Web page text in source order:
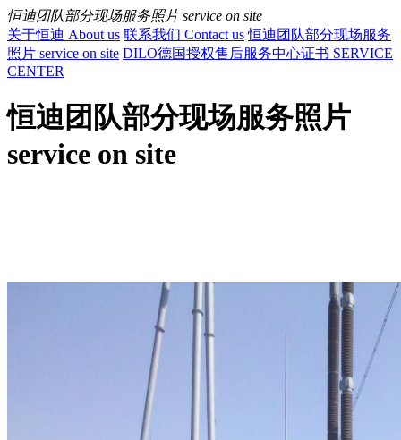
恒迪团队部分现场服务照片 service on site
关于恒迪 About us 联系我们 Contact us 恒迪团队部分现场服务
照片 service on site DILO德国授权售后服务中心证书 SERVICE
CENTER
恒迪团队部分现场服务照片
service on site